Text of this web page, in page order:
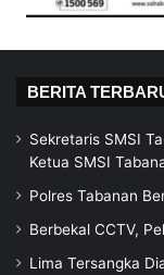
BERITA
Sekretaris SMSI
Ketua SMSI
Polres Tabanan
Berbekal CCTV,
Lima Tersangka